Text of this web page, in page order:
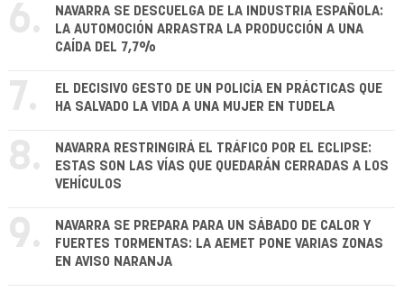
6.
NAVARRA SE DESCUELGA DE LA INDUSTRIA ESPAÑOLA:
LA AUTOMOCIÓN ARRASTRA LA PRODUCCIÓN A UNA
CAÍDA DEL 7,7%
7.
EL DECISIVO GESTO DE UN POLICÍA EN PRÁCTICAS QUE
HA SALVADO LA VIDA A UNA MUJER EN TUDELA
8.
NAVARRA RESTRINGIRÁ EL TRÁFICO POR EL ECLIPSE:
ESTAS SON LAS VÍAS QUE QUEDARÁN CERRADAS A LOS
VEHÍCULOS
9.
NAVARRA SE PREPARA PARA UN SÁBADO DE CALOR Y
FUERTES TORMENTAS: LA AEMET PONE VARIAS ZONAS
EN AVISO NARANJA